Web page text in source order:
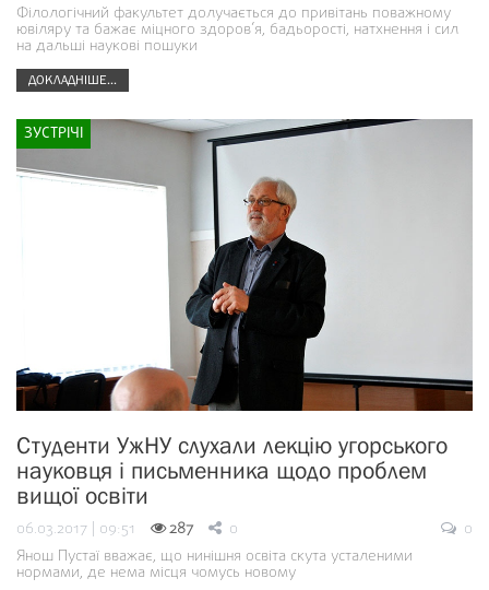
Філологічний факультет долучається до привітань поважному
ювіляру та бажає міцного здоров’я, бадьорості, натхнення і сил
на дальші наукові пошуки
ДОКЛАДНІШЕ...
ЗУСТРІЧІ
Студенти УжНУ слухали лекцію угорського
науковця і письменника щодо проблем
вищої освіти
06.03.2017 | 09:51 287 0
0
Янош Пустаї вважає, що нинішня освіта скута усталеними
нормами, де нема місця чомусь новому